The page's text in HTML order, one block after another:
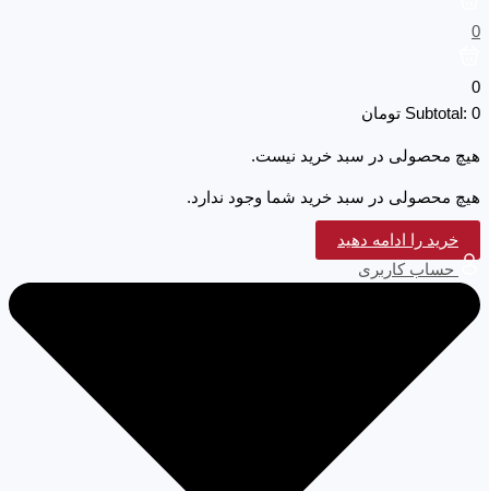
0
0
Subtotal: 0 تومان
هیچ محصولی در سبد خرید نیست.
هیچ محصولی در سبد خرید شما وجود ندارد.
خرید را ادامه دهید
حساب کاربری